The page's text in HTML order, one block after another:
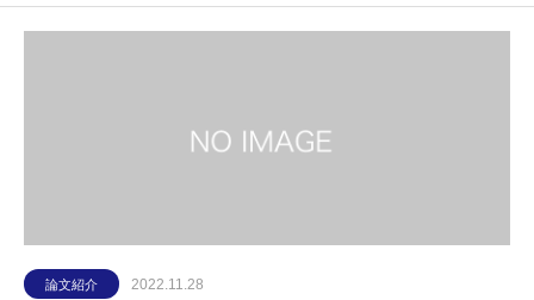
論文紹介 2022.11.28